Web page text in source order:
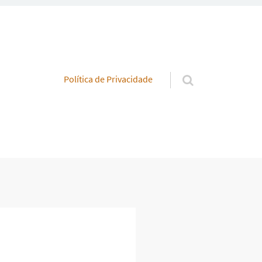
Pular para o conteúdo
Política de Privacidade